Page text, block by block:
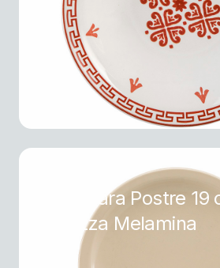
Plato para Postre 19
Durezza Melamina